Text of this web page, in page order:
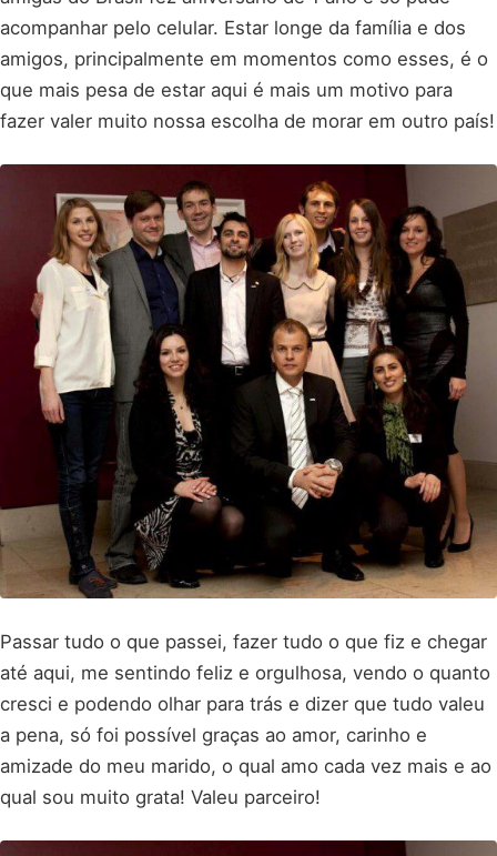
acompanhar pelo celular. Estar longe da família e dos
amigos, principalmente em momentos como esses, é o
que mais pesa de estar aqui é mais um motivo para
fazer valer muito nossa escolha de morar em outro país!
Passar tudo o que passei, fazer tudo o que fiz e chegar
até aqui, me sentindo feliz e orgulhosa, vendo o quanto
cresci e podendo olhar para trás e dizer que tudo valeu
a pena, só foi possível graças ao amor, carinho e
amizade do meu marido, o qual amo cada vez mais e ao
qual sou muito grata! Valeu parceiro!